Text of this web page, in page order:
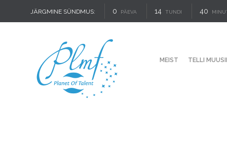
JÄRGMINE SÜNDMUS: 0 PÄEVA 14 TUNDI 40
MEIST TELLI